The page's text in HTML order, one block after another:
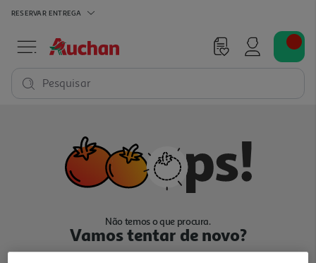
RESERVAR ENTREGA
Pesquisar
Não temos o que procura.
Vamos tentar de novo?